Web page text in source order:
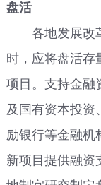
盘活
各地发展改革
时，应将盘活存
项目。支持金融
及国有资本投资
励银行等金融机
新项目提供融资